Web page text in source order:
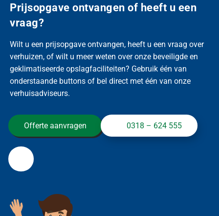
Prijsopgave ontvangen of heeft u een
vraag?
Wilt u een prijsopgave ontvangen, heeft u een vraag over
verhuizen, of wilt u meer weten over onze beveiligde en
onderstaande buttons of bel direct met één van onze
verhuisadviseurs.
Offerte aanvragen